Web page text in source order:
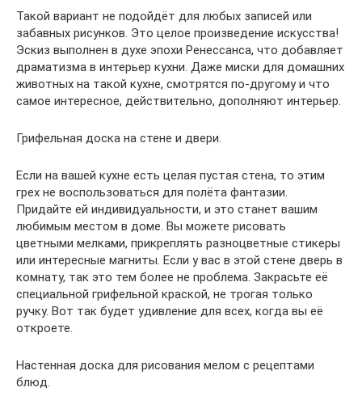
Такой вариант не подойдёт для любых записей или
забавных рисунков. Это целое произведение искусства!
Эскиз выполнен в духе эпохи Ренессанса, что добавляет
драматизма в интерьер кухни. Даже миски для домашних
животных на такой кухне, смотрятся по-другому и что
самое интересное, действительно, дополняют интерьер.
Грифельная доска на стене и двери.
Если на вашей кухне есть целая пустая стена, то этим
грех не воспользоваться для полёта фантазии.
Придайте ей индивидуальности, и это станет вашим
любимым местом в доме. Вы можете рисовать
цветными мелками, прикреплять разноцветные стикеры
или интересные магниты. Если у вас в этой стене дверь в
комнату, так это тем более не проблема. Закрасьте её
специальной грифельной краской, не трогая только
ручку. Вот так будет удивление для всех, когда вы её
откроете.
Настенная доска для рисования мелом с рецептами
блюд.